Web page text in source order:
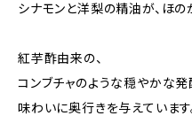
シナモンと洋梨の精油が、ほの
紅芋酢由来の、
コンブチャのような穏やかな発
味わいに奥行きを与えています